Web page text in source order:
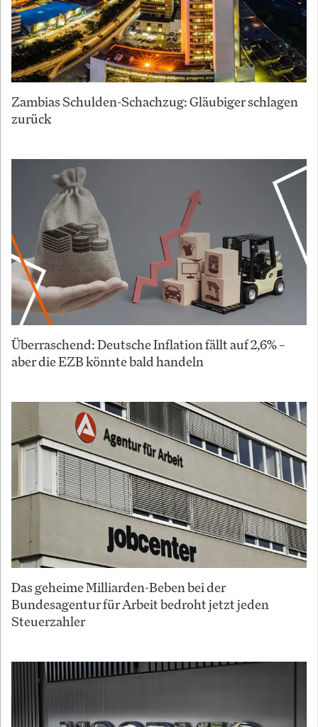
Zambias Schulden-Schachzug: Gläubiger schlagen
zurück
Überraschend: Deutsche Inflation fällt auf 2,6% –
aber die EZB könnte bald handeln
Das geheime Milliarden-Beben bei der
Bundesagentur für Arbeit bedroht jetzt jeden
Steuerzahler